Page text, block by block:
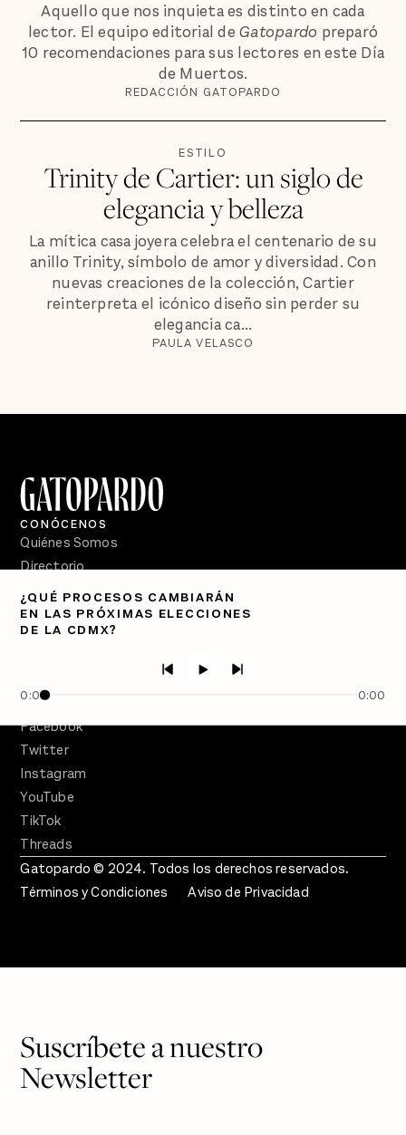
Aquello que nos inquieta es distinto en cada
lector. El equipo editorial deGatopardo preparó
10 recomendaciones para sus lectores en este Día
de Muertos.
REDACCIÓN GATOPARDO
ESTILO
Trinity de Cartier: un siglo de
elegancia y belleza
La mítica casa joyera celebra el centenario de su
anillo Trinity, símbolo de amor y diversidad. Con
nuevas creaciones de la colección, Cartier
reinterpreta el icónico diseño sin perder su
elegancia ca...
PAULA VELASCO
¿QUÉ PROCESOS CAMBIARÁN
EN LAS PRÓXIMAS ELECCIONES
DE LA CDMX?
0:00 0:00
CONÓCENOS
Quiénes Somos
Directorio
PÓDCASTS
Semanario Gatopardo
Facebook
Twitter
Instagram
YouTube
TikTok
Threads
Gatopardo © 2024. Todos los derechos reservados.
Términos y Condiciones
Aviso de Privacidad
Suscríbete a nuestro
Newsletter